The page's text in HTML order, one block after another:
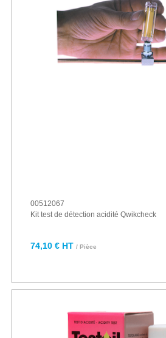
00512067
Kit test de détection acidité Qwikcheck
74,10 € HT / Pièce